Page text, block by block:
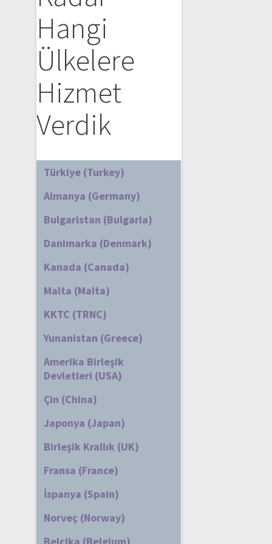
Hangi
Ülkelere
Hizmet
Verdik
Türkiye (Turkey)
Almanya (Germany)
Bulgaristan (Bulgaria)
Danimarka (Denmark)
Kanada (Canada)
Malta (Malta)
KKTC (TRNC)
Yunanistan (Greece)
Amerika Birleşik
Devletleri (USA)
Çin (China)
Japonya (Japan)
Birleşik Krallık (UK)
Fransa (France)
İspanya (Spain)
Norveç (Norway)